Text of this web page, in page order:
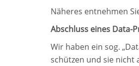
Näheres entnehmen
Abschluss eines Data-
Wir haben ein sog.
schützen und sie nicht